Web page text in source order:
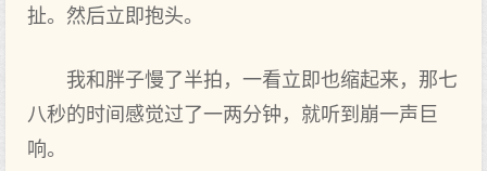
扯。然后立即抱头。
我和胖子慢了半拍，一看立即也缩起来，那七
八秒的时间感觉过了一两分钟，就听到崩一声巨
响。